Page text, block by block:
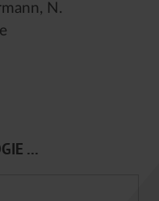
N.
...